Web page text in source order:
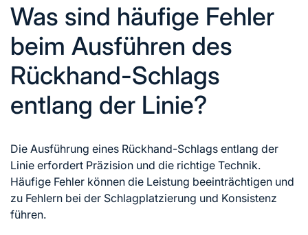
Was sind häufige Fehler
beim Ausführen des
Rückhand-Schlags
entlang der Linie?
Die Ausführung eines Rückhand-Schlags entlang der
Linie erfordert Präzision und die richtige Technik.
Häufige Fehler können die Leistung beeinträchtigen und
zu Fehlern bei der Schlagplatzierung und Konsistenz
führen.